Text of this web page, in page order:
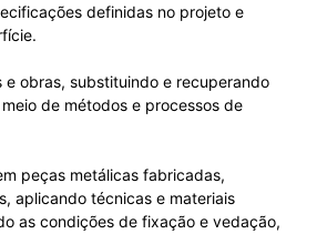
definidas no projeto e
e obras, substituindo e recuperando
de métodos e processos de
peças metálicas fabricadas,
aplicando técnicas e materiais
as condições de fixação e vedação,